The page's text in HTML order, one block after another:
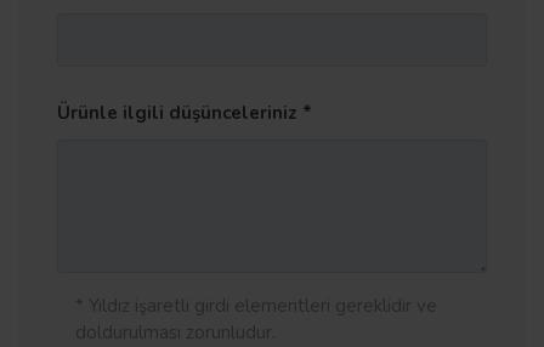
Ürünle ilgili düşünceleriniz
* Yıldız işaretli girdi elementleri gereklidir ve
doldurulması zorunludur.